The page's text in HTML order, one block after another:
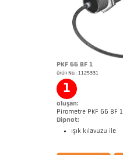
PKF 66 BF 1
ürün No.: 1125331
1
oluşan:
Pirometre PKF 66 BF 1
Dipnot:
ışık kılavuzu ile
broşür CellaTemp PK PKF PKL